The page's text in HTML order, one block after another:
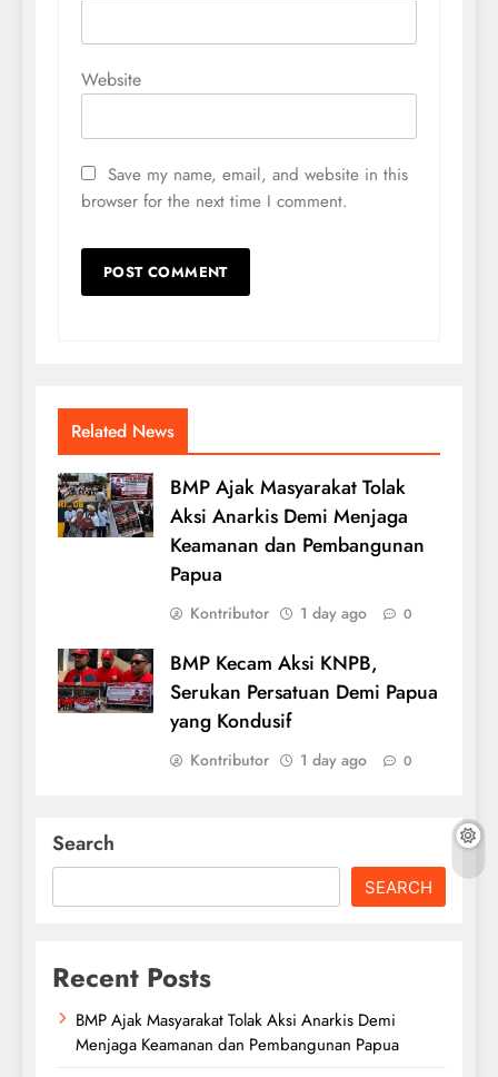
Website
Save my name, email, and website in this
browser for the next time I comment.
Related News
BMP Ajak Masyarakat Tolak
Aksi Anarkis Demi Menjaga
Keamanan dan Pembangunan
Papua
Kontributor 1 day ago 0
BMP Kecam Aksi KNPB,
Serukan Persatuan Demi Papua
yang Kondusif
Kontributor 1 day ago 0
Search
SEARCH
Recent Posts
BMP Ajak Masyarakat Tolak Aksi Anarkis Demi
Menjaga Keamanan dan Pembangunan Papua